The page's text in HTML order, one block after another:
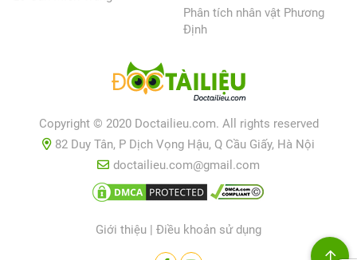
Phân tích nhân vật Phương
Định
Copyright © 2020 Doctailieu.com. All rights reserved
82 Duy Tân, P Dịch Vọng Hậu, Q Cầu Giấy, Hà Nội
doctailieu.com@gmail.com
Giới thiệu | Điều khoản sử dụng